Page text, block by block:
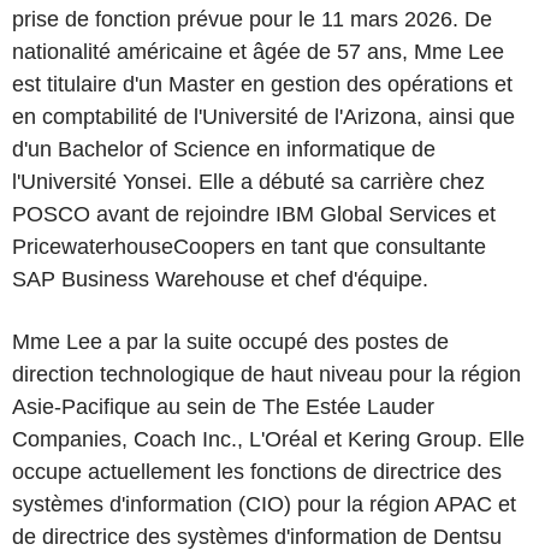
prise de fonction prévue pour le 11 mars 2026. De
nationalité américaine et âgée de 57 ans, Mme Lee
est titulaire d'un Master en gestion des opérations et
en comptabilité de l'Université de l'Arizona, ainsi que
d'un Bachelor of Science en informatique de
l'Université Yonsei. Elle a débuté sa carrière chez
POSCO avant de rejoindre IBM Global Services et
PricewaterhouseCoopers en tant que consultante
SAP Business Warehouse et chef d'équipe.
Mme Lee a par la suite occupé des postes de
direction technologique de haut niveau pour la région
Asie-Pacifique au sein de The Estée Lauder
Companies, Coach Inc., L'Oréal et Kering Group. Elle
occupe actuellement les fonctions de directrice des
systèmes d'information (CIO) pour la région APAC et
de directrice des systèmes d'information de Dentsu